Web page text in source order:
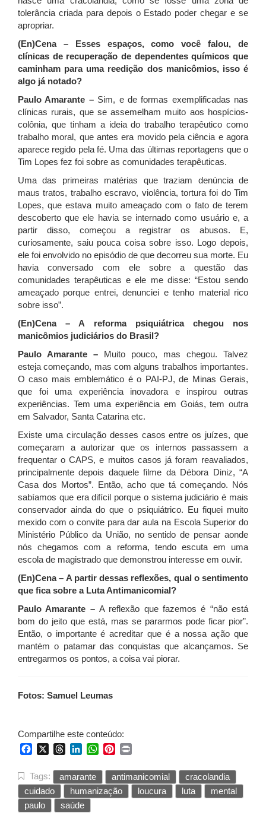
tolerância criada para depois o Estado poder chegar e se
apropriar.
(En)Cena – Esses espaços, como você falou, de
clínicas de recuperação de dependentes químicos que
caminham para uma reedição dos manicômios, isso é
algo já notado?
Paulo Amarante –Sim, e de formas exemplificadas nas
clínicas rurais, que se assemelham muito aos hospícios-
colônia, que tinham a ideia do trabalho terapêutico como
trabalho moral, que antes era movido pela ciência e agora
aparece regido pela fé. Uma das últimas reportagens que o
Tim Lopes fez foi sobre as comunidades terapêuticas.
Uma das primeiras matérias que traziam denúncia de
maus tratos, trabalho escravo, violência, tortura foi do Tim
Lopes, que estava muito ameaçado com o fato de terem
descoberto que ele havia se internado como usuário e, a
partir disso, começou a registrar os abusos. E,
curiosamente, saiu pouca coisa sobre isso. Logo depois,
ele foi envolvido no episódio de que decorreu sua morte. Eu
havia conversado com ele sobre a questão das
comunidades terapêuticas e ele me disse: “Estou sendo
ameaçado porque entrei, denunciei e tenho material rico
sobre isso”.
(En)Cena – A reforma psiquiátrica chegou nos
manicômios judiciários do Brasil?
Paulo Amarante – Muito pouco, mas chegou. Talvez
esteja começando, mas com alguns trabalhos importantes.
O caso mais emblemático é o PAI-PJ, de Minas Gerais,
que foi uma experiência inovadora e inspirou outras
experiências. Tem uma experiência em Goiás, tem outra
em Salvador, Santa Catarina etc.
Existe uma circulação desses casos entre os juízes, que
começaram a autorizar que os internos passassem a
frequentar o CAPS, e muitos casos já foram reavaliados,
principalmente depois daquele filme da Débora Diniz, “A
Casa dos Mortos”. Então, acho que tá começando. Nós
sabíamos que era difícil porque o sistema judiciário é mais
conservador ainda do que o psiquiátrico. Eu fiquei muito
mexido com o convite para dar aula na Escola Superior do
Ministério Público da União, no sentido de pensar aonde
nós chegamos com a reforma, tendo escuta em uma
escola de magistrado que demonstrou interesse em ouvir.
(En)Cena – A partir dessas reflexões, qual o sentimento
que fica sobre a Luta Antimanicomial?
Paulo Amarante – A reflexão que fazemos é “não está
bom do jeito que está, mas se pararmos pode ficar pior”.
Então, o importante é acreditar que é a nossa ação que
mantém o patamar das conquistas que alcançamos. Se
entregarmos os pontos, a coisa vai piorar.
Fotos: Samuel Leumas
Compartilhe este conteúdo:
FacebookThreadsLinkedInWhatsApp
Pinterest
Tags: amarante antimanicomial
cracolandia
cuidado
humanização loucura luta
mental
paulo
saúde